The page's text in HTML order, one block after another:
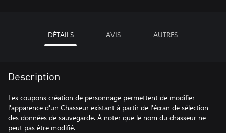
DÉTAILS AVIS AUTRES
Description
Les coupons création de personnage permettent de modifier
l'apparence d'un Chasseur existant à partir de l'écran de sélection
des données de sauvegarde. À noter que le nom du chasseur ne
peut pas être modifié.